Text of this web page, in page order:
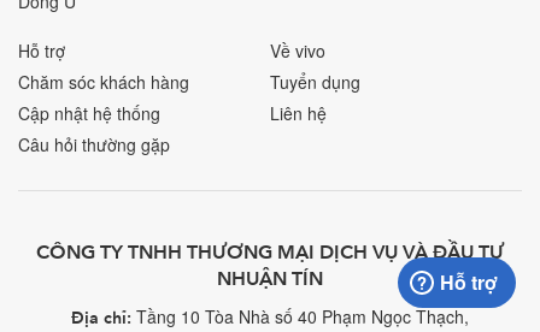
Hỗ trợ
Chăm sóc khách hàng
Cập nhật hệ thống
Câu hỏi thường gặp
Về vivo
Tuyển dụng
Liên hệ
CÔNG TY TNHH THƯƠNG MẠI DỊCH VỤ VÀ ĐẦU TƯ
NHUẬN TÍN
Địa chỉ: Tầng 10 Tòa Nhà số 40 Phạm Ngọc Thạch,
Hỗ trợ